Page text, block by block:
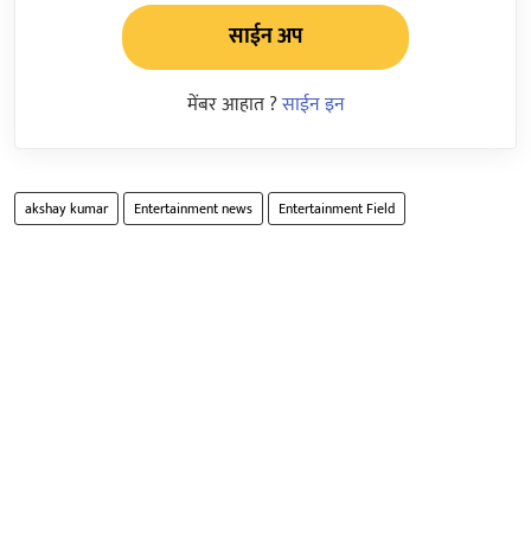
साईन अप
मेंबर आहात ?साईन इन
akshay kumar Entertainment news Entertainment Field